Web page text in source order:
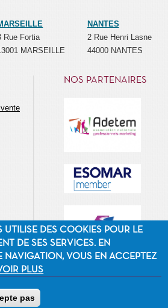
Rue Fortia
MARSEILLE
NANTES
2 Rue Henri Lasne
44000 NANTES
NOS PARTENAIRES
UTILISE DES COOKIES POUR LE
DE SES SERVICES. EN
NAVIGATION, VOUS EN ACCEPTEZ
PLUS
pas